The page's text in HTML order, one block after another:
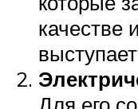
качестве